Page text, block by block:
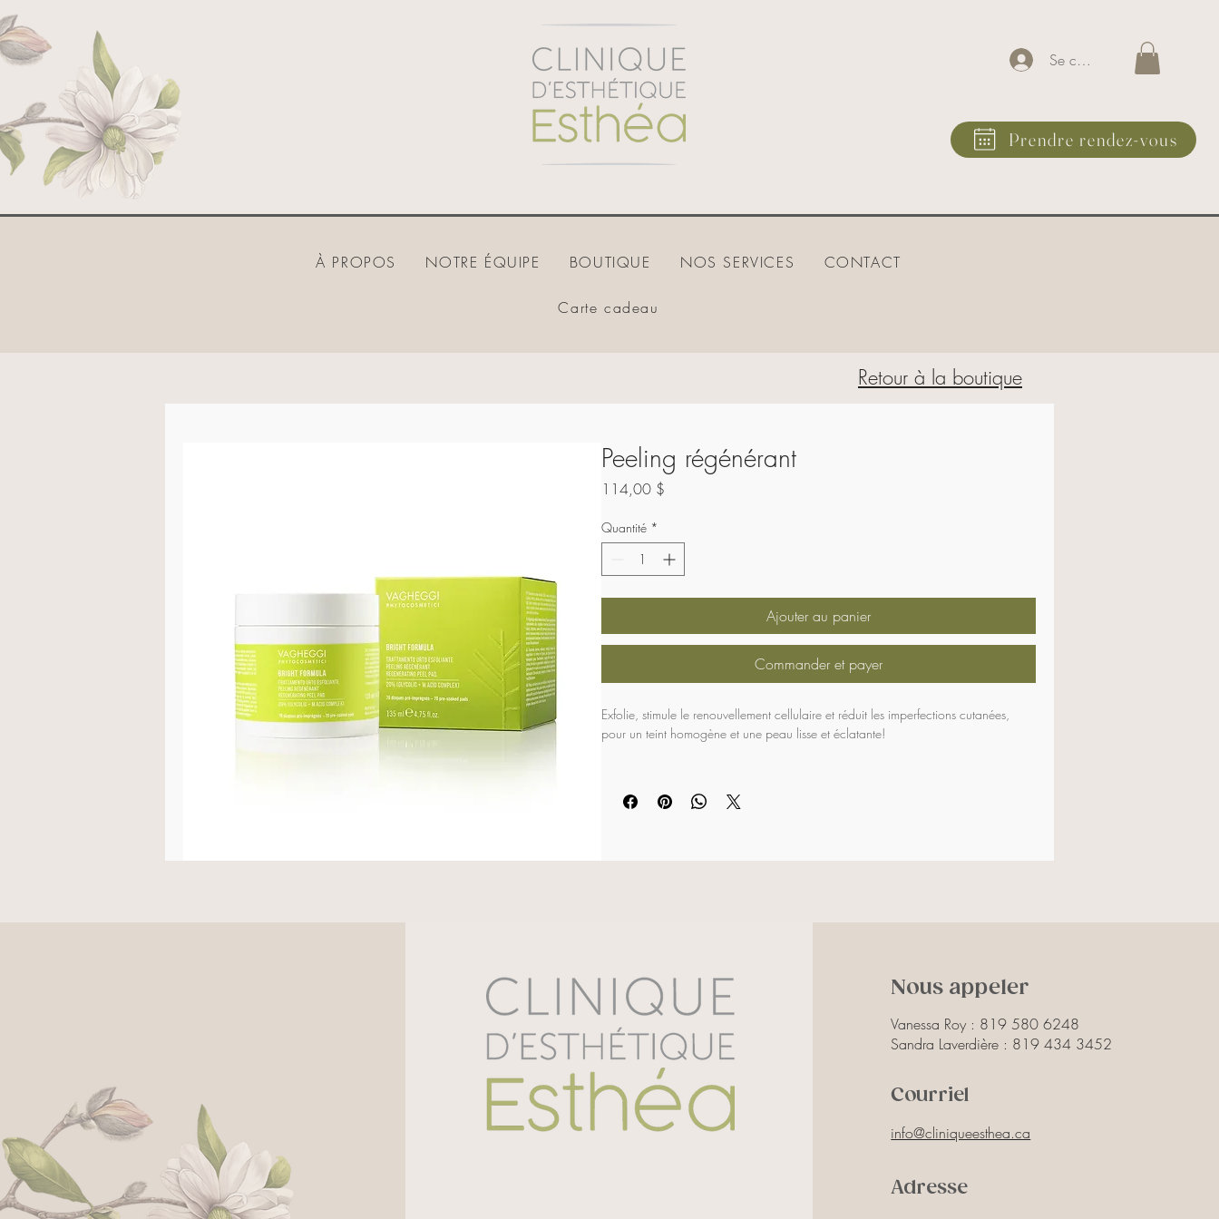
Se connecter
Prendre rendez-vous
À PROPOS NOTRE ÉQUIPE BOUTIQUE NOS SERVICES CONTACT
Carte cadeau
Retour à la boutique
Peeling régénérant
114,00 $Prix
Quantité *
Ajouter au panier
Commander et payer
Exfolie, stimule le renouvellement cellulaire et réduit les imperfections cutanées,
pour un teint homogène et une peau lisse et éclatante!
protection solaire pendant la période d’utilisation du produit et la semaine
suivante. Produit pour soins à domicile à utiliser en automne et en hiver seulement.
mandélique, acide lactique, acide citrique, gluconolactone et acide malique.
Nous appeler
Vanessa Roy : 819 580 6248
Sandra Laverdière : 819 434 3452
Courriel
info@cliniqueesthea.ca
Adresse